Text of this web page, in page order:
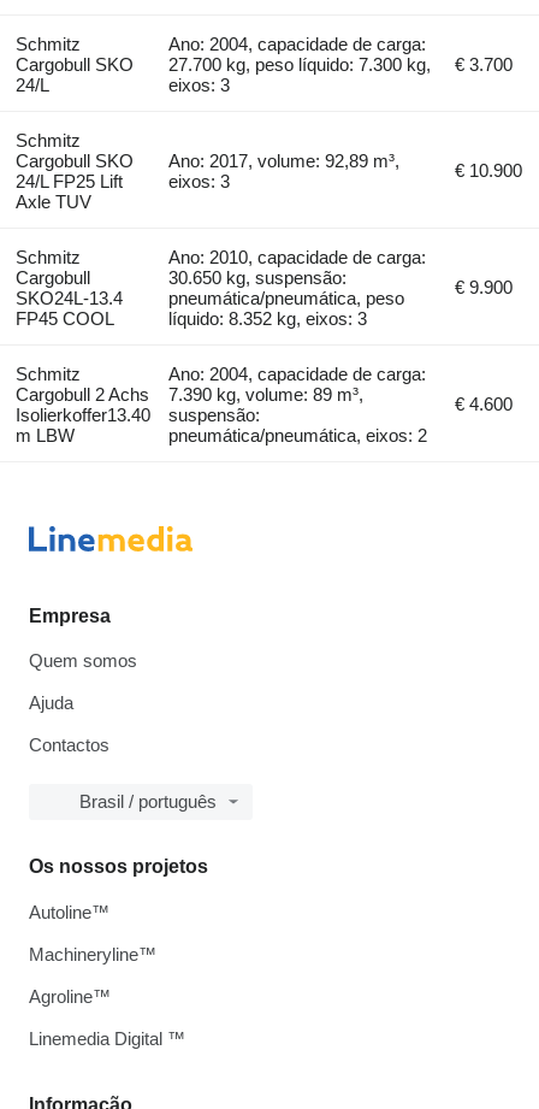
Schmitz
Cargobull SKO
24/L
Ano: 2004, capacidade de carga:
27.700 kg, peso líquido: 7.300 kg,
eixos: 3
€ 3.700
Schmitz
Cargobull SKO
24/L FP25 Lift
Axle TUV
Ano: 2017, volume: 92,89 m³,
eixos: 3
€ 10.900
Schmitz
Cargobull
SKO24L-13.4
FP45 COOL
Ano: 2010, capacidade de carga:
30.650 kg, suspensão:
pneumática/pneumática, peso
líquido: 8.352 kg, eixos: 3
€ 9.900
Schmitz
Cargobull 2 Achs
Isolierkoffer13.40
m LBW
Ano: 2004, capacidade de carga:
7.390 kg, volume: 89 m³,
suspensão:
pneumática/pneumática, eixos: 2
€ 4.600
Empresa
Quem somos
Ajuda
Contactos
Brasil / português
Informação
Os nossos projetos
Autoline™
Machineryline™
Agroline™
Linemedia Digital ™